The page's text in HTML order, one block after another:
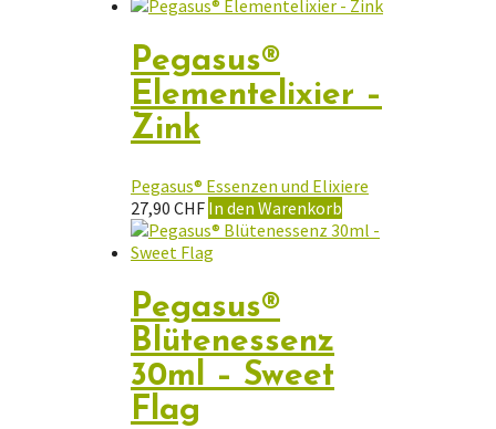
Pegasus®
Elementelixier –
Zink
Pegasus® Essenzen und Elixiere
27,90 CHF In den Warenkorb
Pegasus®
Blütenessenz
30ml – Sweet
Flag